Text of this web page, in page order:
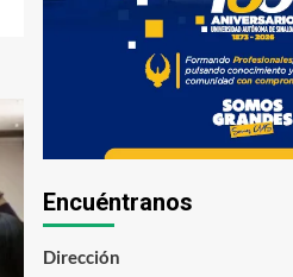
Encuéntranos
Dirección